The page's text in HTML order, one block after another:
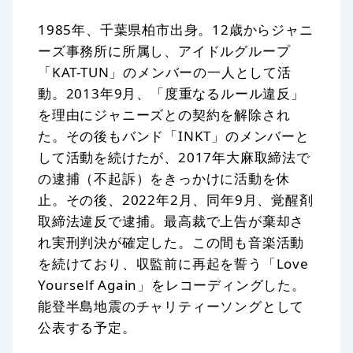
1985年、千葉県柏市出身。12歳からジャニ
ーズ事務所に所属し、アイドルグループ
「KAT-TUN」のメンバーの一人として活
動。2013年9月、「度重なるルール違反」
を理由にジャニーズとの契約を解除され
た。その後もバンド「INKT」のメンバーと
して活動を続けたが、2017年大麻取締法で
の逮捕（不起訴）をきっかけに活動を休
止。その後、2022年2月、同年9月、覚醒剤
取締法違反で逮捕。最高裁で上告が棄却さ
れ実刑判決が確定した。この間も音楽活動
を続けており、収監前に再起を誓う「Love
Yourself Again」をレコーディングした。
能登半島地震のチャリティーソングとして
公表する予定。